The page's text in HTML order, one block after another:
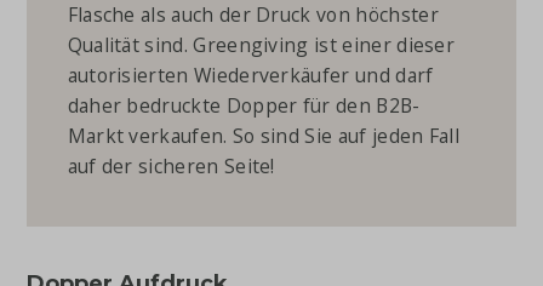
Flasche als auch der Druck von höchster
Qualität sind. Greengiving ist einer dieser
autorisierten Wiederverkäufer und darf
daher bedruckte Dopper für den B2B-
Markt verkaufen. So sind Sie auf jeden Fall
auf der sicheren Seite!